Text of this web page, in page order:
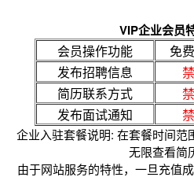
VIP企业会员
会员操作功能 免
发布招聘信息
简历联系方式
发布面试通知
企业入驻套餐说明: 在套餐时间范
无限查看简
由于网站服务的特性，一旦充值